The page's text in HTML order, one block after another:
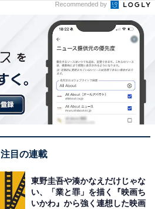
Recommended by
注目の連載
東野圭吾や湊かなえだけじゃな
い、「業と罪」を描く『映画ち
いかわ』から強く連想した映画